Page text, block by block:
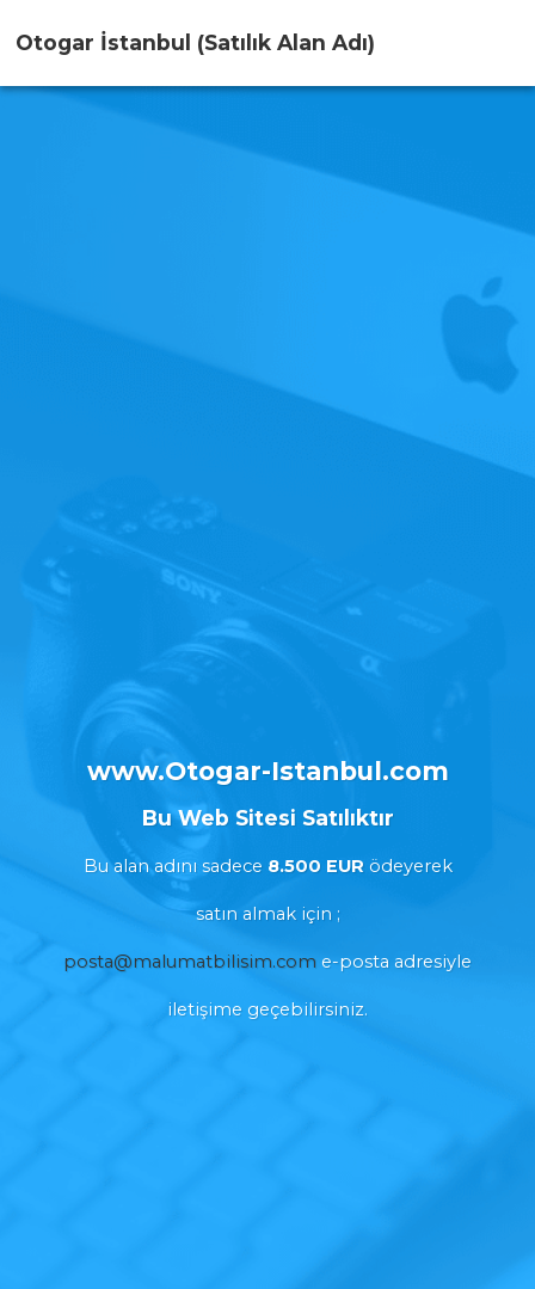
Otogar İstanbul (Satılık Alan Adı)
www.Otogar-Istanbul.com
Bu Web Sitesi Satılıktır
Bu alan adınısadece 8.500 EURödeyerek
satın almak için;
posta@malumatbilisim.com e-posta adresiyle
iletişime geçebilirsiniz.